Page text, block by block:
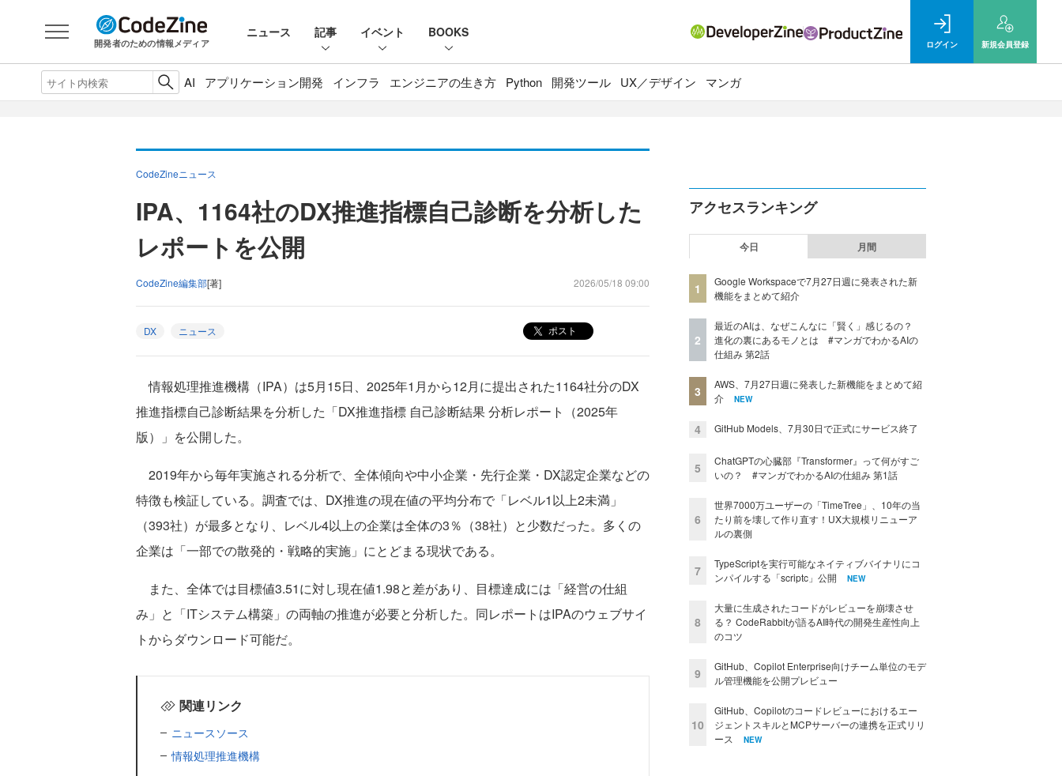
開発者のための情報メディア
ニュース 記事 イベント BOOKS
ログイン 新規会員登録
AI アプリケーション開発 インフラ エンジニアの生き方 Python 開発ツール UX／デザイン マンガ
CodeZineニュース
IPA、1164社のDX推進指標自己診断を分析した
レポートを公開
CodeZine編集部[著] 2026/05/18 09:00
DX ニュース ポスト
情報処理推進機構（IPA）は5月15日、2025年1月から12月に提出された1164社分のDX
推進指標自己診断結果を分析した「DX推進指標 自己診断結果 分析レポート（2025年
版）」を公開した。
2019年から毎年実施される分析で、全体傾向や中小企業・先行企業・DX認定企業などの
特徴も検証している。調査では、DX推進の現在値の平均分布で「レベル1以上2未満」
（393社）が最多となり、レベル4以上の企業は全体の3％（38社）と少数だった。多くの
企業は「一部での散発的・戦略的実施」にとどまる現状である。
また、全体では目標値3.51に対し現在値1.98と差があり、目標達成には「経営の仕組
み」と「ITシステム構築」の両軸の推進が必要と分析した。同レポートはIPAのウェブサイ
トからダウンロード可能だ。
関連リンク
ニュースソース
情報処理推進機構
アクセスランキング
今日 月間
1
Google Workspaceで7月27日週に発表された新
機能をまとめて紹介
2
最近のAIは、なぜこんなに「賢く」感じるの？
進化の裏にあるモノとは #マンガでわかるAIの
仕組み 第2話
3
AWS、7月27日週に発表した新機能をまとめて紹
介
NEW
4 GitHub Models、7月30日で正式にサービス終了
5
ChatGPTの心臓部『Transformer』って何がすご
いの？ #マンガでわかるAIの仕組み 第1話
6
世界7000万ユーザーの「TimeTree」、10年の当
たり前を壊して作り直す！UX大規模リニューア
ルの裏側
7
TypeScriptを実行可能なネイティブバイナリにコ
ンパイルする「scriptc」公開
NEW
8
大量に生成されたコードがレビューを崩壊させ
る？ CodeRabbitが語るAI時代の開発生産性向上
のコツ
9
GitHub、Copilot Enterprise向けチーム単位のモデ
ル管理機能を公開プレビュー
10
GitHub、Copilotのコードレビューにおけるエー
ジェントスキルとMCPサーバーの連携を正式リリ
ース
NEW